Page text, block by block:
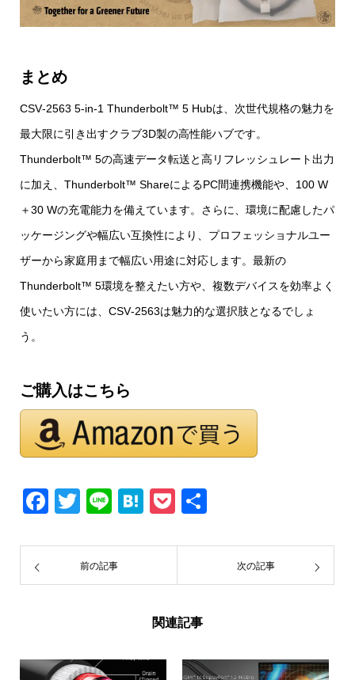
まとめ
CSV‑2563 5‑in‑1 Thunderbolt™ 5 Hubは、次世代規格の魅力を
最大限に引き出すクラブ3D製の高性能ハブです。
Thunderbolt™ 5の高速データ転送と高リフレッシュレート出力
に加え、Thunderbolt™ ShareによるPC間連携機能や、100 W
＋30 Wの充電能力を備えています。さらに、環境に配慮したパ
ッケージングや幅広い互換性により、プロフェッショナルユー
ザーから家庭用まで幅広い用途に対応します。最新の
Thunderbolt™ 5環境を整えたい方や、複数デバイスを効率よく
使いたい方には、CSV‑2563は魅力的な選択肢となるでしょ
う。
ご購入はこちら
Facebook
Twitter
LineHatenaPocket
前の記事 次の記事
関連記事